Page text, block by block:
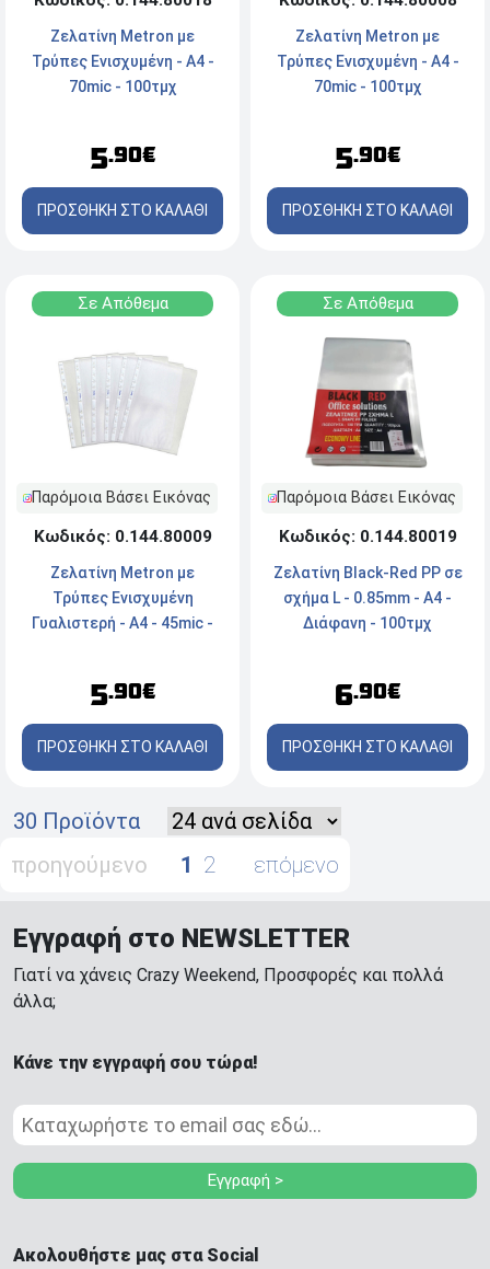
Ζελατίνη Metron με
Τρύπες Ενισχυμένη - A4 -
70mic - 100τμχ
5.90€
ΠΡΟΣΘΗΚΗ ΣΤΟ ΚΑΛΑΘΙ
Ζελατίνη Metron με
Τρύπες Ενισχυμένη - A4 -
70mic - 100τμχ
5.90€
ΠΡΟΣΘΗΚΗ ΣΤΟ ΚΑΛΑΘΙ
Σε Απόθεμα
Παρόμοια Βάσει Εικόνας
Κωδικός: 0.144.80009
Ζελατίνη Metron με
Τρύπες Ενισχυμένη
Γυαλιστερή - A4 - 45mic -
5.90€
ΠΡΟΣΘΗΚΗ ΣΤΟ ΚΑΛΑΘΙ
Σε Απόθεμα
Παρόμοια Βάσει Εικόνας
Κωδικός: 0.144.80019
Ζελατίνη Black-Red PP σε
σχήμα L - 0.85mm - A4 -
Διάφανη - 100τμχ
6.90€
ΠΡΟΣΘΗΚΗ ΣΤΟ ΚΑΛΑΘΙ
30 Προϊόντα
προηγούμενο
1 2 επόμενο
Εγγραφή στο NEWSLETTER
Γιατί να χάνεις Crazy Weekend, Προσφορές και πολλά
άλλα;
Κάνε την εγγραφή σου τώρα!
Εγγραφή >
Ακολουθήστε μας στα Social